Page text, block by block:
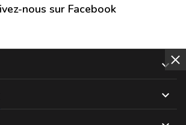
nous sur Facebook

